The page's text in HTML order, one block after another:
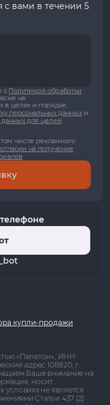
с вами в течении 5
с Политикой обработки
на:
в целях и порядке,
персональных данныхи
данных для целей
числе рекламного
на получение
телефоне
купли-продажи
«Пелетон», ИНН
адрес 108820, г.
Ваше внимание на
носит
не является
Статьи 437 (2)